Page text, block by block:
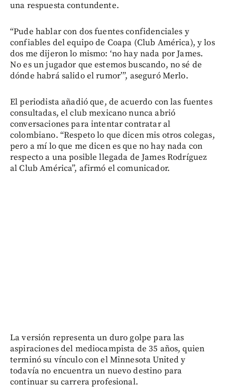
una respuesta contundente.
“Pude hablar con dos fuentes confidenciales y
confiables del equipo de Coapa (Club América), y los
dos me dijeron lo mismo: ‘no hay nada por James.
No es un jugador que estemos buscando, no sé de
dónde habrá salido el rumor’”, aseguró Merlo.
El periodista añadió que, de acuerdo con las fuentes
consultadas, el club mexicano nunca abrió
conversaciones para intentar contratar al
colombiano. “Respeto lo que dicen mis otros colegas,
pero a mí lo que me dicen es que no hay nada con
respecto a una posible llegada de James Rodríguez
al Club América”, afirmó el comunicador.
La versión representa un duro golpe para las
aspiraciones del mediocampista de 35 años, quien
terminó su vínculo con el Minnesota United y
todavía no encuentra un nuevo destino para
continuar su carrera profesional.